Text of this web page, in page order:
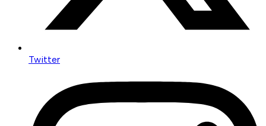
Twitter